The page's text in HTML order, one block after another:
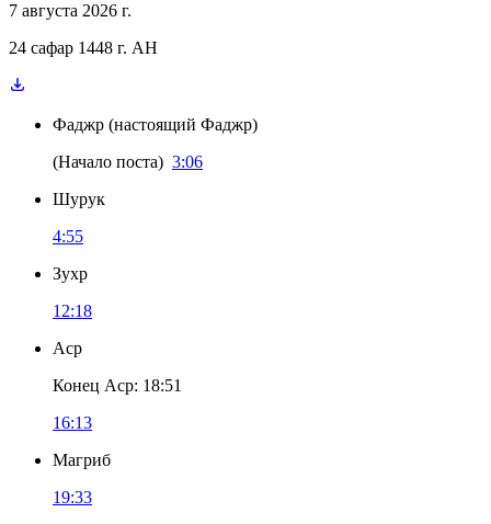
7 августа 2026 г.
24 сафар 1448 г. AH
Фаджр (настоящий Фаджр)
(Начало поста) 3:06
Шурук
4:55
Зухр
12:18
Аср
Конец Аср: 18:51
16:13
Магриб
19:33